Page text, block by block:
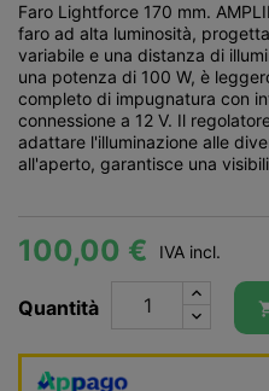
Faro Lightforce 170 mm.
faro ad alta luminosità,
variabile e una distanza di
una potenza di 100 W, è
completo di impugnatura con
connessione a 12 V. Il
adattare l'illuminazione alle
all'aperto, garantisce una
100,00 € IVA incl.
Quantità